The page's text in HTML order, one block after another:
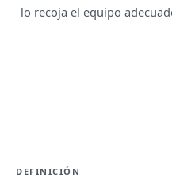
lo recoja el equipo
DEFINICIÓN